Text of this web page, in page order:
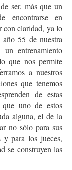
ser, más que un
encontrarse en
con claridad, ya lo
55 de nuestra
entrenamiento
que nos permite
a nuestros
que tenemos
de estas
uno de estos
alguna, el de la
no sólo para sus
y para los jueces,
se construyen las